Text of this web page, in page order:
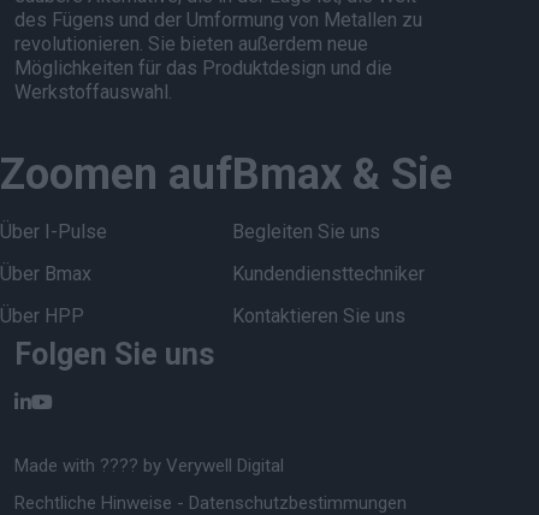
des Fügens und der Umformung von Metallen zu
revolutionieren. Sie bieten außerdem neue
Möglichkeiten für das Produktdesign und die
Werkstoffauswahl.
Zoomen auf
Über I-Pulse
Über Bmax
Über HPP
Bmax & Sie
Begleiten Sie uns
Kundendiensttechniker
Kontaktieren Sie uns
Folgen Sie uns
Made with ???? by Verywell Digital
Rechtliche Hinweise - Datenschutzbestimmungen